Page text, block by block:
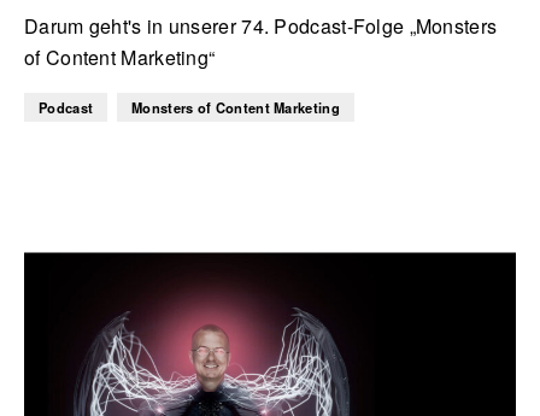
Darum geht's in unserer 74. Podcast-Folge „Monsters
of Content Marketing“
Podcast Monsters of Content Marketing